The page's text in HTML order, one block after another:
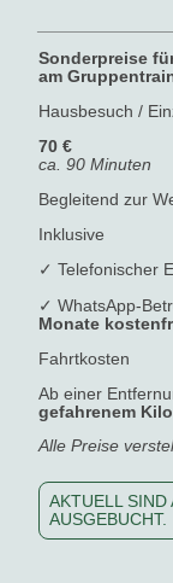
Sonderpreise
am
Hausbesuch /
70 €
ca. 90 Minuten
Begleitend zur
Inklusive
✓ Telefonischer
✓ WhatsApp-
Monate
Fahrtkosten
Ab einer
gefahrenem
Alle Preise
AKTUELL SIND
AUSGEBUCHT.